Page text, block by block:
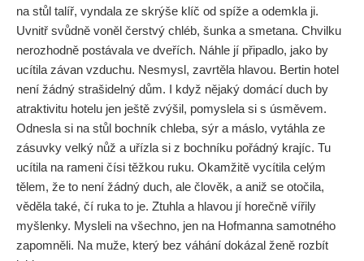
na stůl talíř, vyndala ze skrýše klíč od spíže a odemkla ji.
Uvnitř svůdně voněl čerstvý chléb, šunka a smetana. Chvilku
nerozhodně postávala ve dveřích. Náhle jí připadlo, jako by
ucítila závan vzduchu. Nesmysl, zavrtěla hlavou. Bertin hotel
není žádný strašidelný dům. I když nějaký domácí duch by
atraktivitu hotelu jen ještě zvýšil, pomyslela si s úsměvem.
Odnesla si na stůl bochník chleba, sýr a máslo, vytáhla ze
zásuvky velký nůž a uřízla si z bochníku pořádný krajíc. Tu
ucítila na rameni čísi těžkou ruku. Okamžitě vycítila celým
tělem, že to není žádný duch, ale člověk, a aniž se otočila,
věděla také, čí ruka to je. Ztuhla a hlavou jí horečně vířily
myšlenky. Mysleli na všechno, jen na Hofmanna samotného
zapomněli. Na muže, který bez váhání dokázal ženě rozbít